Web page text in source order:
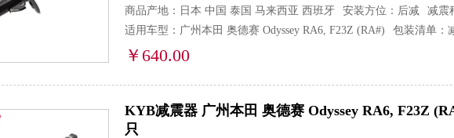
商品产地：日本 中国 泰国 马来西亚 西班牙
安装方位：后减
减震
适用车型：广州本田 奥德赛 Odyssey RA6, F23Z (RA#)
包装清单：
￥640.00
KYB减震器 广州本田 奥德赛 Odyssey RA6, F23Z
只